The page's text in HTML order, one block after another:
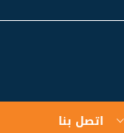
اتصل بنا